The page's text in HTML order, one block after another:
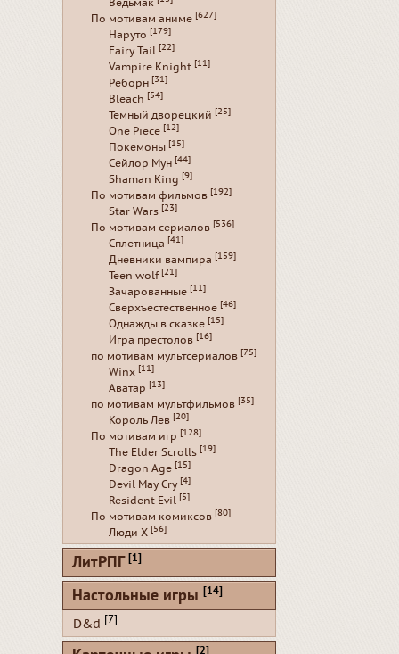
Ведьмак
По мотивам аниме [627]
Наруто [179]
Fairy Tail [22]
Vampire Knight [11]
Реборн [31]
Bleach [54]
Темный дворецкий [25]
One Piece [12]
Покемоны [15]
Сейлор Мун [44]
Shaman King [9]
По мотивам фильмов [192]
Star Wars [23]
По мотивам сериалов [536]
Сплетница [41]
Дневники вампира [159]
Teen wolf [21]
Зачарованные [11]
Сверхъестественное [46]
Однажды в сказке [15]
Игра престолов [16]
по мотивам мультсериалов [75]
Winx [11]
Аватар [13]
по мотивам мультфильмов [35]
Король Лев [20]
По мотивам игр [128]
The Elder Scrolls [19]
Dragon Age [15]
Devil May Cry [4]
Resident Evil [5]
По мотивам комиксов [80]
Люди Х [56]
ЛитРПГ [1]
Настольные игры [14]
D&d [7]